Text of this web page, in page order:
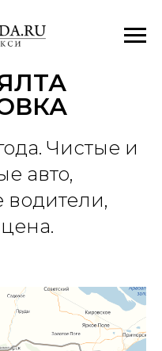
Чистые и
авто,
водители,